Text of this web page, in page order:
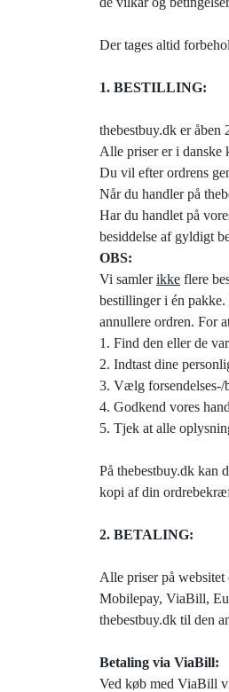
Der tages altid
1. BESTILLING:
thebestbuy.dk er
Alle priser er i danske
Du vil efter ordrens
Når du handler på
Har du handlet på
besiddelse af gyldigt
OBS:
Vi samlerikke flere
bestillinger i én
annullere ordren. For
1. Find den eller de
2. Indtast dine
3. Vælg forsendelses-/
4. Godkend vores
5. Tjek at alle
På thebestbuy.dk kan
kopi af din
2. BETALING:
Alle priser på
Mobilepay, ViaBill,
thebestbuy.dk til den
Betaling via ViaBill:
Ved køb med ViaBill